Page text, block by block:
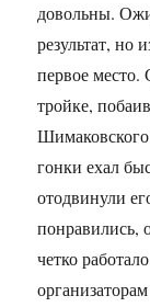
довольны.
результат, но
первое место.
тройке,
гонки ехал
отодвинули
понравились,
четко